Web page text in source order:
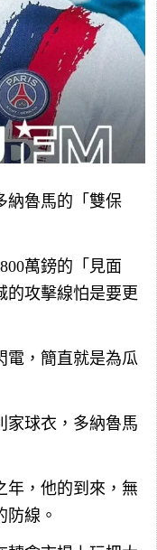
納魯馬的「雙保
萬鎊的「見面
的攻擊線怕是要更
電，簡直就是為瓜
家球衣，多納魯馬
年，他的到來，無
線。